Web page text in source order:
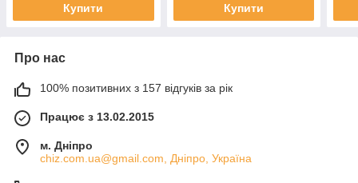
Купити Купити
Про нас
100% позитивних з 157 відгуків за рік
Працює з 13.02.2015
м. Дніпро
chiz.com.ua@gmail.com, Дніпро, Україна